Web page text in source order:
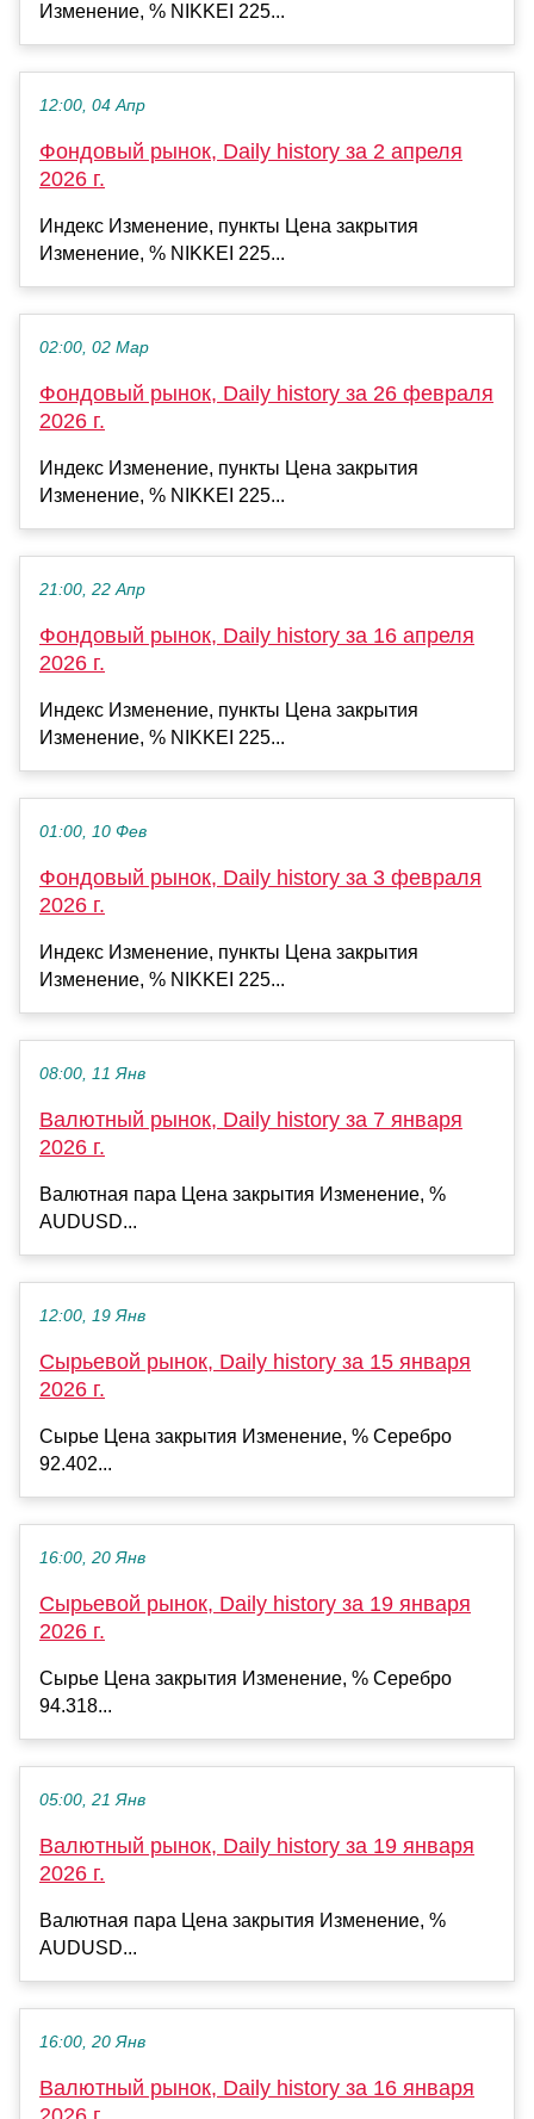
Изменение, % NIKKEI 225...
12:00, 04 Апр
Фондовый рынок, Daily history за 2 апреля
2026 г.
Индекс Изменение, пункты Цена закрытия
Изменение, % NIKKEI 225...
02:00, 02 Мар
Фондовый рынок, Daily history за 26 февраля
2026 г.
Индекс Изменение, пункты Цена закрытия
Изменение, % NIKKEI 225...
21:00, 22 Апр
Фондовый рынок, Daily history за 16 апреля
2026 г.
Индекс Изменение, пункты Цена закрытия
Изменение, % NIKKEI 225...
01:00, 10 Фев
Фондовый рынок, Daily history за 3 февраля
2026 г.
Индекс Изменение, пункты Цена закрытия
Изменение, % NIKKEI 225...
08:00, 11 Янв
Валютный рынок, Daily history за 7 января
2026 г.
Валютная пара Цена закрытия Изменение, %
AUDUSD...
12:00, 19 Янв
Сырьевой рынок, Daily history за 15 января
2026 г.
Сырье Цена закрытия Изменение, % Серебро
92.402...
16:00, 20 Янв
Сырьевой рынок, Daily history за 19 января
2026 г.
Сырье Цена закрытия Изменение, % Серебро
94.318...
05:00, 21 Янв
Валютный рынок, Daily history за 19 января
2026 г.
Валютная пара Цена закрытия Изменение, %
AUDUSD...
16:00, 20 Янв
Валютный рынок, Daily history за 16 января